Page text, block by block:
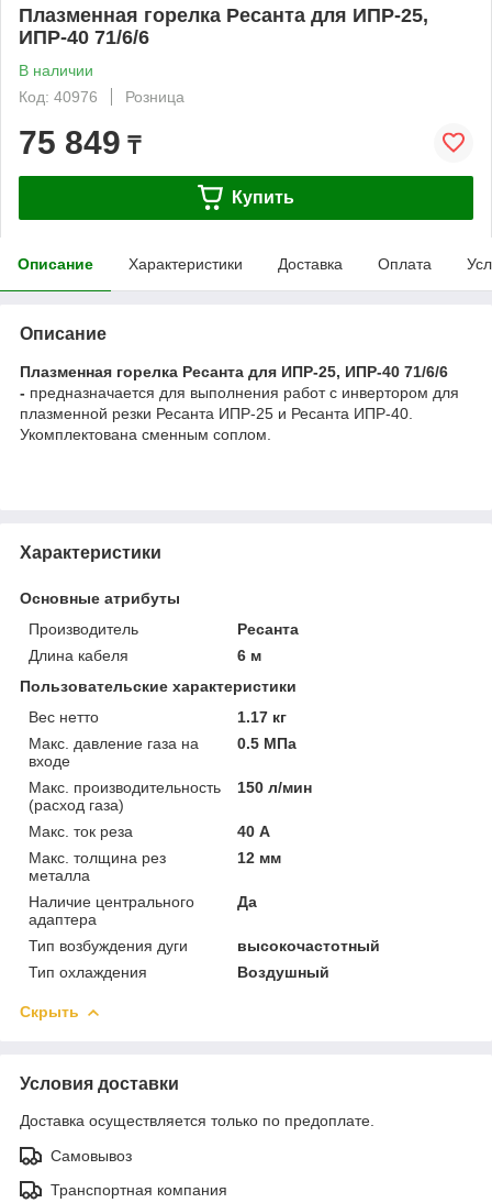
Плазменная горелка Ресанта для ИПР-25,
ИПР-40 71/6/6
В наличии
Код: 40976
Розница
75 849 ₸
Купить
Описание Характеристики Доставка Оплата
Описание
Плазменная горелка Ресанта для ИПР-25, ИПР-40 71/6/6
- предназначается для выполнения работ с инвертором для
плазменной резки Ресанта ИПР-25 и Ресанта ИПР-40.
Укомплектована сменным соплом.
Характеристики
Основные атрибуты
Производитель
Ресанта
Длина кабеля
6 м
Пользовательские характеристики
Вес нетто
1.17 кг
Макс. давление газа на
входе
0.5 МПа
Макс. производительность
(расход газа)
150 л/мин
Макс. ток реза
40 А
Макс. толщина рез
металла
12 мм
Наличие центрального
адаптера
Да
Тип возбуждения дуги
высокочастотный
Тип охлаждения
Воздушный
Скрыть
Условия доставки
Доставка осуществляется только по предоплате.
Самовывоз
Транспортная компания